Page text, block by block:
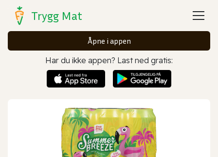
Trygg Mat
Åpne i appen
Har du ikke appen? Last ned gratis: